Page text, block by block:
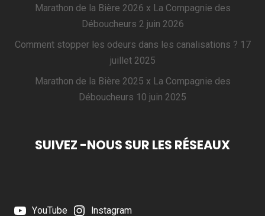
Marathon de la Bière 2026 x La Compagnie des
Déboucheurs 2 juin 2026
Comment stopper les odeurs dans les canalisations ? 17
juillet 2025
Marathon de la Bière 2025 x La Compagnie des
Déboucheurs 10 juin 2025
SUIVEZ -NOUS SUR LES RÉSEAUX
YouTube Instagram